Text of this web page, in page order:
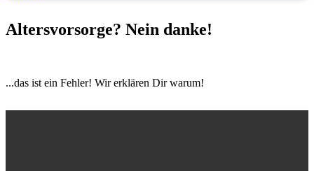
Alters­vorsorge? Nein danke!
...das ist ein Fehler! Wir erklären Dir warum!